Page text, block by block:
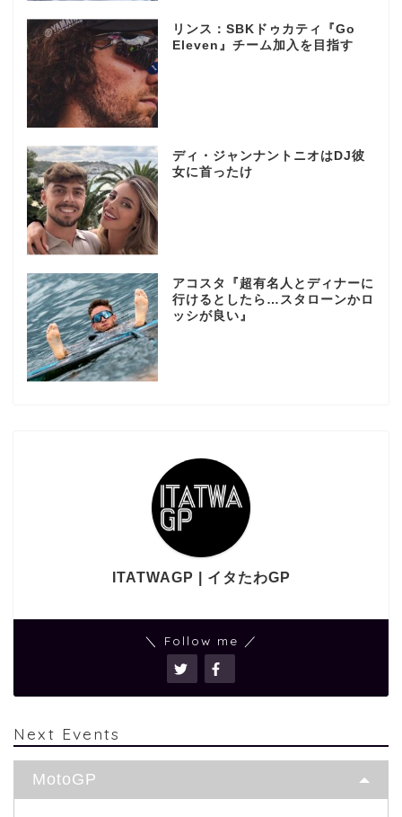
リンス：SBKドゥカティ『Go
Eleven』チーム加入を目指す
ディ・ジャンナントニオはDJ彼
女に首ったけ
アコスタ『超有名人とディナーに
行けるとしたら…スタローンかロ
ッシが良い』
ITATWAGP | イタたわGP
＼ Follow me ／
Next Events
MotoGP